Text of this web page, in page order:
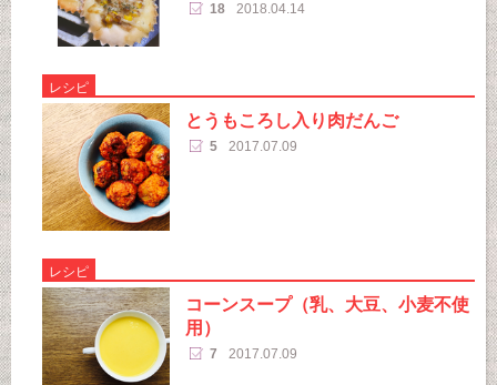
18 2018.04.14
レシピ
とうもころし入り肉だんご
5 2017.07.09
レシピ
コーンスープ（乳、大豆、小麦不使
用）
7 2017.07.09